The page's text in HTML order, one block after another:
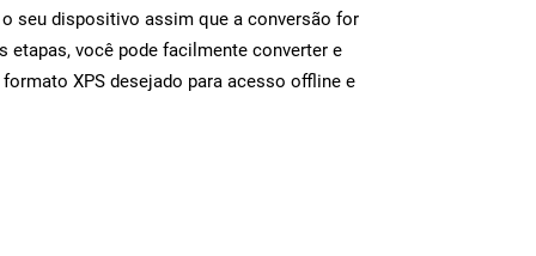
o seu dispositivo assim que a conversão for
etapas, você pode facilmente converter e
XPS desejado para acesso offline e